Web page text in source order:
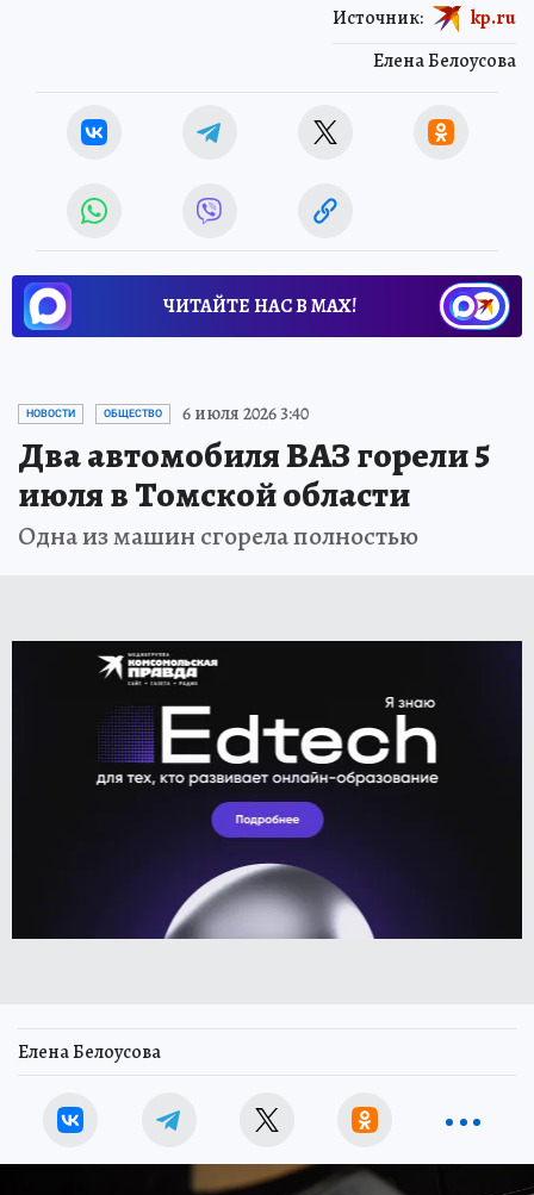
Елена Белоусова
Источник: kp.ru
ЧИТАЙТЕ НАС В МАХ!
НОВОСТИ ОБЩЕСТВО 6 июля 2026 3:40
Два автомобиля ВАЗ горели 5
июля в Томской области
Одна из машин сгорела полностью
Елена Белоусова